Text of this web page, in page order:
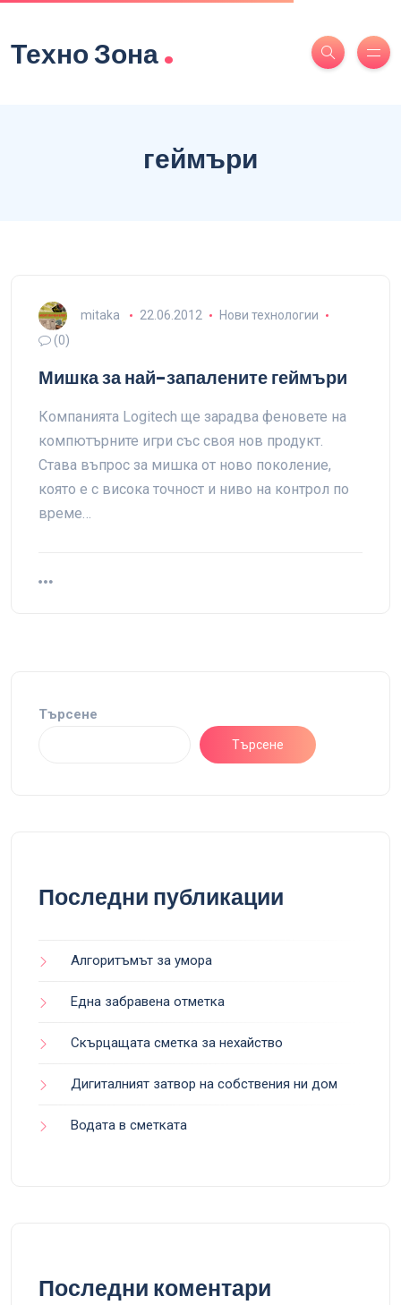
Техно Зона.
геймъри
mitaka 22.06.2012
Нови технологии
(0)
Мишка за най-запалените геймъри
Компанията Logitech ще зарадва феновете на
компютърните игри със своя нов продукт.
Става въпрос за мишка от ново поколение,
която е с висока точност и ниво на контрол по
време…
Търсене
Търсене
Последни публикации
Алгоритъмът за умора
Една забравена отметка
Скърцащата сметка за нехайство
Дигиталният затвор на собствения ни дом
Водата в сметката
Последни коментари